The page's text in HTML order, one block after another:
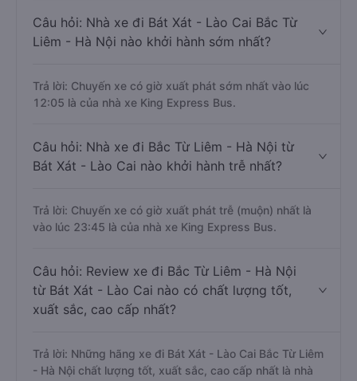
Câu hỏi: Nhà xe đi Bát Xát - Lào Cai Bắc Từ
Liêm - Hà Nội nào khởi hành sớm nhất?
Trả lời: Chuyến xe có giờ xuất phát sớm nhất vào lúc
12:05 là của nhà xe King Express Bus.
Câu hỏi: Nhà xe đi Bắc Từ Liêm - Hà Nội từ
Bát Xát - Lào Cai nào khởi hành trễ nhất?
Trả lời: Chuyến xe có giờ xuất phát trễ (muộn) nhất là
vào lúc 23:45 là của nhà xe King Express Bus.
Câu hỏi: Review xe đi Bắc Từ Liêm - Hà Nội
từ Bát Xát - Lào Cai nào có chất lượng tốt,
xuất sắc, cao cấp nhất?
Trả lời: Những hãng xe đi Bát Xát - Lào Cai Bắc Từ Liêm
- Hà Nội chất lượng tốt, xuất sắc, cao cấp nhất là nhà